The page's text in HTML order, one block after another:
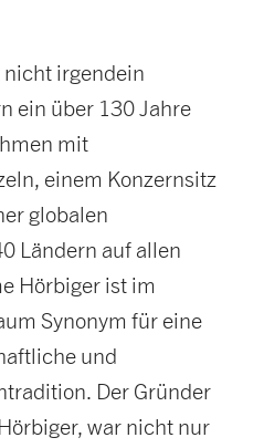
irgendein
ein über 130 Jahre
mit
einem Konzernsitz
globalen
Ländern auf allen
Hörbiger ist im
Synonym für eine
und
Der Gründer
war nicht nur